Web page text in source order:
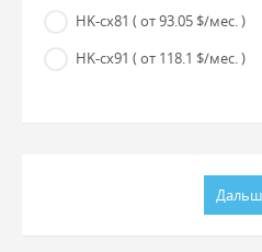
HK-cx81 ( от 93.05 $/мес. )
HK-cx91 ( от 118.1 $/мес. )